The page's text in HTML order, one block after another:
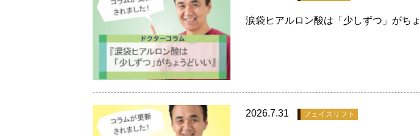
涙袋ヒアルロン酸は「少しずつ」がち
2026.7.31 フェイスリフト